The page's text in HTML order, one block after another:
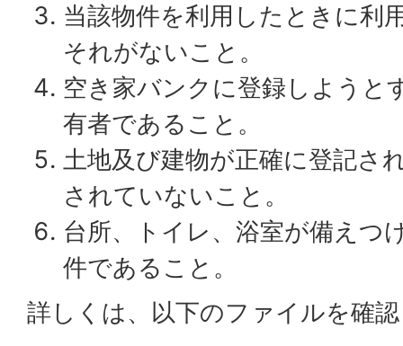
当該物件を利用したときに利
それがないこと。
空き家バンクに登録しようと
有者であること。
土地及び建物が正確に登記さ
されていないこと。
台所、トイレ、浴室が備えつ
件であること。
詳しくは、以下のファイルを確